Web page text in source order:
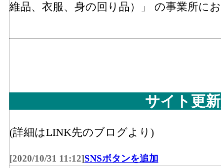
維品、衣服、身の回り品）」 の事業所に
繊維衣服･事業所数(2016)：「繊維・衣服
飲食料･年間商品販売額[百万円](2016) ：「
水産物、食料・飲料)」 の事業所における
飲食料･事業所数(2016)：「飲食料品卸売
飲食料･従業員数[人](2016)：「飲食料品卸
サイト更
(詳細はLINK先のブログより)
[2020/10/31 11:12]SNSボタンを追加